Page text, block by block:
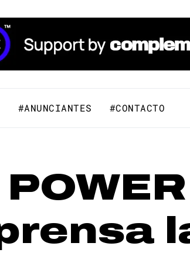
#ANUNCIANTES #CONTACTO